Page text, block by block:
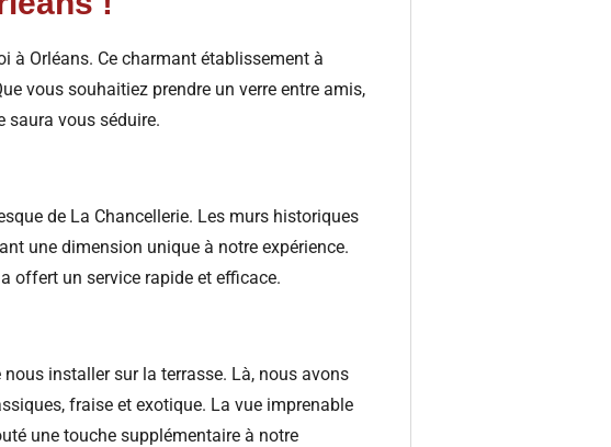
à Orléans. Ce charmant établissement à
vous souhaitiez prendre un verre entre amis,
saura vous séduire.
de La Chancellerie. Les murs historiques
une dimension unique à notre expérience.
offert un service rapide et efficace.
installer sur la terrasse. Là, nous avons
fraise et exotique. La vue imprenable
une touche supplémentaire à notre